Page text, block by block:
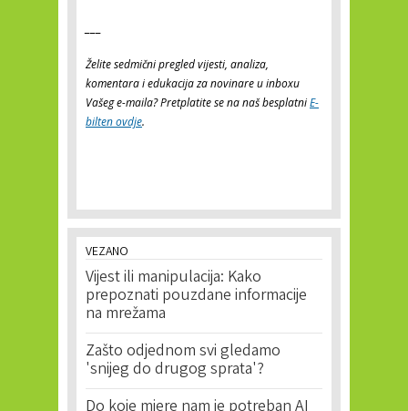
Želite sedmični pregled vijesti, analiza,
komentara i edukacija za novinare u inboxu
Vašeg e-maila? Pretplatite se na naš besplatniE-
bilten ovdje.
VEZANO
Vijest ili manipulacija: Kako
prepoznati pouzdane informacije
na mrežama
Zašto odjednom svi gledamo
'snijeg do drugog sprata'?